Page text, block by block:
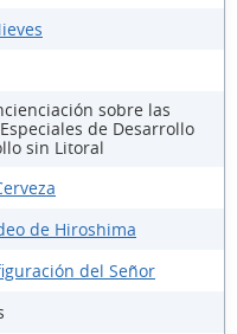
sobre las
de Desarrollo
sin Litoral
de Hiroshima
del Señor